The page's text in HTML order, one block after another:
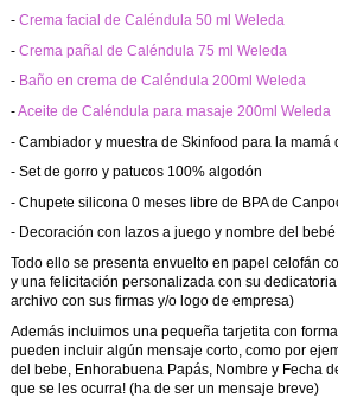
- Crema facial de Caléndula 50 ml Weleda
- Crema pañal de Caléndula 75 ml Weleda
- Baño en crema de Caléndula 200ml Weleda
-Aceite de Caléndula para masaje 200ml Weleda
- Cambiador y muestra de Skinfood para la mamá
- Set de gorro y patucos 100% algodón
- Chupete silicona 0 meses libre de BPA de
- Decoración con lazos a juego y nombre del
Todo ello se presenta envuelto en papel celofán
y una felicitación personalizada con su
archivo con sus firmas y/o logo de empresa)
Además incluimos una pequeña tarjetita con
pueden incluir algún mensaje corto, como por
del bebe, Enhorabuena Papás, Nombre y Fecha
que se les ocurra! (ha de ser un mensaje breve)